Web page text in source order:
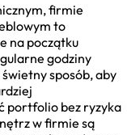
firmie
to
na początku
godziny
sposób, aby
portfolio bez ryzyka
w firmie są